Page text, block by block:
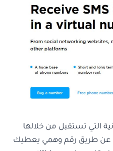
التي تستقبل من خلالها
عن طريق رقم وهمي يعطيك